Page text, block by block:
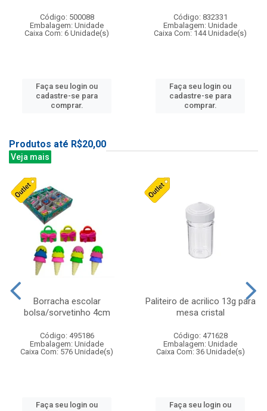
Código: 500088
Embalagem: Unidade
Caixa Com: 6 Unidade(s)
Faça seu login ou
cadastre-se para
comprar.
Código: 832331
Embalagem: Unidade
Caixa Com: 144 Unidade(s)
Faça seu login ou
cadastre-se para
comprar.
Produtos até R$20,00
Veja mais
Borracha escolar
bolsa/sorvetinho 4cm
Código: 495186
Embalagem: Unidade
Caixa Com: 576 Unidade(s)
Faça seu login ou
Paliteiro de acrilico 13g para
mesa cristal
Código: 471628
Embalagem: Unidade
Caixa Com: 36 Unidade(s)
Faça seu login ou